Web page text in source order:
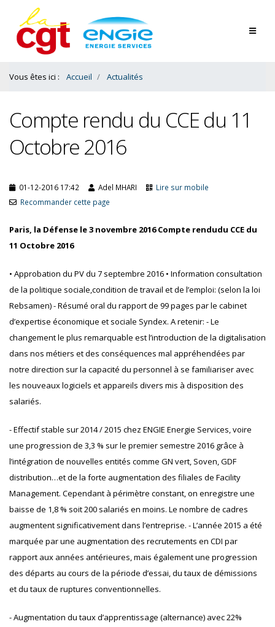
Contenu
Bas
Vous êtes ici : Accueil Actualités
Compte rendu du CCE du 11
Octobre 2016
01-12-2016 17:42 Adel MHARI
Lire sur mobile
Recommander cette page
Paris, la Défense le 3 novembre 2016 Compte rendudu CCE du
11 Octobre 2016
• Approbation du PV du 7 septembre 2016 • Information consultation
de la politique sociale,condition de travail et de l’emploi: (selon la loi
Rebsamen) - Résumé oral du rapport de 99 pages par le cabinet
d’expertise économique et sociale Syndex. A retenir: - Le
changement le plus remarquable est l’introduction de la digitalisation
dans nos métiers et des conséquences mal appréhendées par
notre direction sur la capacité du personnel à se familiariser avec
les nouveaux logiciels et appareils divers mis à disposition des
salariés.
- Effectif stable sur 2014 / 2015 chez ENGIE Energie Services, voire
une progression de 3,3 % sur le premier semestre 2016 grâce à
l’intégration de nouvelles entités comme GN vert, Soven, GDF
distribution…et de la forte augmentation des filiales de Facility
Management. Cependant à périmètre constant, on enregistre une
baisse de 1,8 % soit 200 salariés en moins. Le nombre de cadres
augmentent significativement dans l’entreprise. - L’année 2015 a été
marquée par une augmentation des recrutements en CDI par
rapport aux années antérieures, mais également une progression
des départs au cours de la période d’essai, du taux de démissions
et du taux de ruptures conventionnelles.
- Augmentation du taux d’apprentissage (alternance) avec 22%